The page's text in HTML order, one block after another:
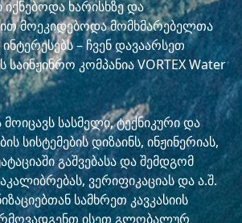
ხარისხზე და
მოეკიდებოდა მომხმარებელთა
– ჩვენ დავაარსეთ
საინჟინრო კომპანია VORTEX Water
მოიცავს სასმელი, ტექნიკური და
სისტემების დიზაინს, ინჟინერიას,
გაშვებასა და შემდგომ
ვერიფიკაციას და ა.შ.
სამხრეთ კავკასიის
ისეთ გლობალურ